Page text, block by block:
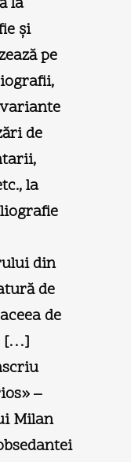
şi
pe
de
la
din
de
de
[…]
–
Milan